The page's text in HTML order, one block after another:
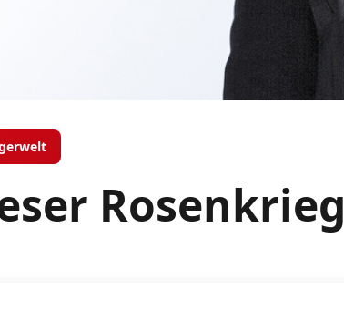
Rosenkrieg